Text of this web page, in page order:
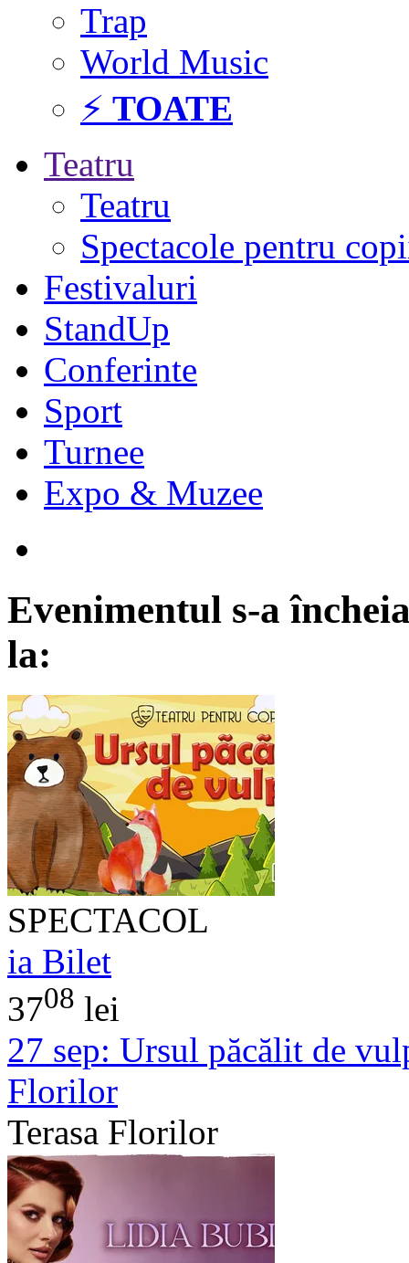
Trap
World Music
⚡ TOATE
Teatru
Teatru
Spectacole pentru
Festivaluri
StandUp
Conferinte
Sport
Turnee
Expo & Muzee
Evenimentul s-a
la:
SPECTACOL
ia Bilet
3708 lei
27 sep: Ursul păcălit de
Florilor
Terasa Florilor